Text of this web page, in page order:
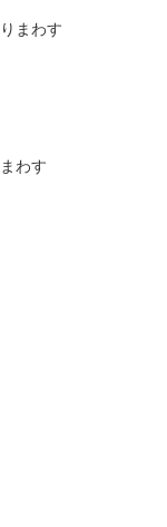
まわす
わす